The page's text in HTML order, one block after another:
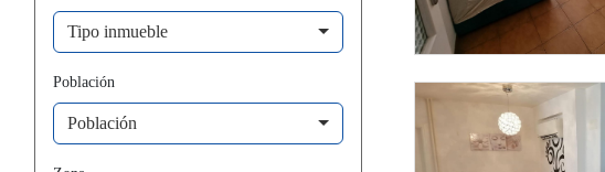
Tipo inmueble
Provincia
Población
Población